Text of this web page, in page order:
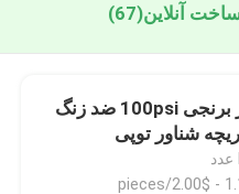
(67)
شیر شناور برنجی 100psi ضد زنگ